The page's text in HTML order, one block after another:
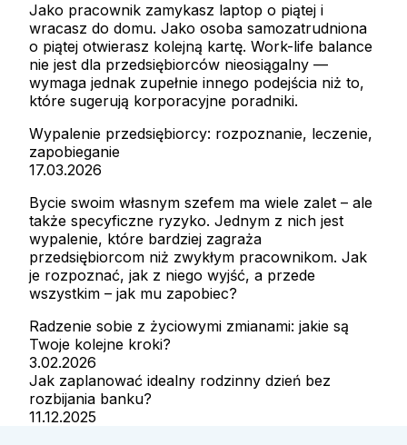
Jako pracownik zamykasz laptop o piątej i
wracasz do domu. Jako osoba samozatrudniona
o piątej otwierasz kolejną kartę. Work-life balance
nie jest dla przedsiębiorców nieosiągalny —
wymaga jednak zupełnie innego podejścia niż to,
które sugerują korporacyjne poradniki.
Wypalenie przedsiębiorcy: rozpoznanie, leczenie,
zapobieganie
17.03.2026
Bycie swoim własnym szefem ma wiele zalet – ale
także specyficzne ryzyko. Jednym z nich jest
wypalenie, które bardziej zagraża
przedsiębiorcom niż zwykłym pracownikom. Jak
je rozpoznać, jak z niego wyjść, a przede
wszystkim – jak mu zapobiec?
Radzenie sobie z życiowymi zmianami: jakie są
Twoje kolejne kroki?
3.02.2026
Jak zaplanować idealny rodzinny dzień bez
rozbijania banku?
11.12.2025